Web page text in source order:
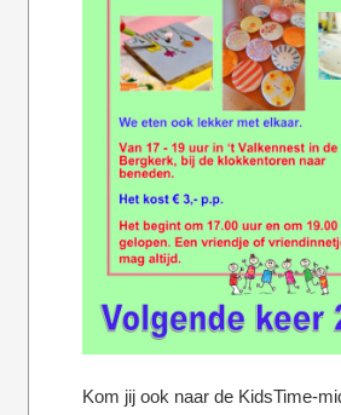
Kom jij ook naar de KidsTime-